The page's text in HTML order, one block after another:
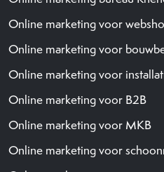
Online marketing voor
Online marketing voor
Online marketing voor
Online marketing voor B2B
Online marketing voor MKB
Online marketing voor